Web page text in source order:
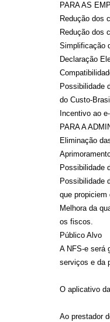
PARA AS
Redução dos
Redução dos
Simplificação
Declaração
Possibilidade
do Custo-
Incentivo ao
PARA A
Eliminação
Possibilidade
Possibilidade
que propiciem
Melhora da
os fiscos.
Público Alvo
A NFS-e será
serviços e da
O aplicativo
Ao prestador